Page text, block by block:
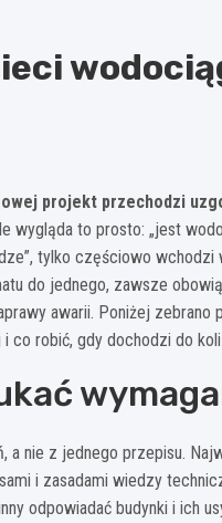
projekt przechodzi
wygląda to prosto: „jest
tylko częściowo wchodzi
do jednego, zawsze
awarii. Poniżej zebrano
co robić, gdy dochodzi do
a nie z jednego przepisu.
i zasadami wiedzy
odpowiadać budynki i ich